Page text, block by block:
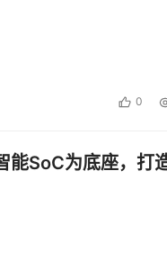
0
能SoC为底座，打